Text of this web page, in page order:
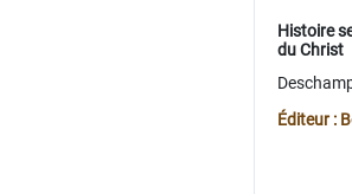
Histoire
du Christ
Éditeur :